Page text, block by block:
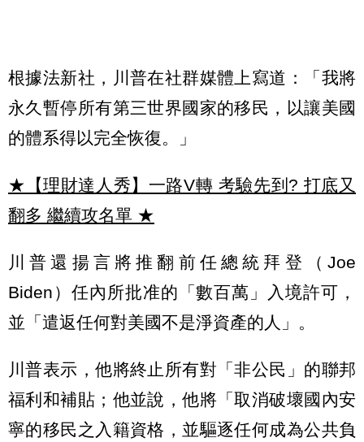
根據法新社，川普在社群媒體上寫道：「我將
永久暫停所有第三世界國家的移民，以讓美國
的體系得以完全恢復。」
★【理財達人秀】一路V轉 考驗先到? 打底又
翻多 繼續攻名單 ★
川普還揚言將推翻前任總統拜登（Joe
Biden）任內所批准的「數百萬」入境許可，
並「遣返任何對美國不是淨資產的人」。
川普表示，他將終止所有對「非公民」的聯邦
福利和補貼；他並說，他將「取消破壞國內安
寧的移民之入籍資格，並驅逐任何成為公共負